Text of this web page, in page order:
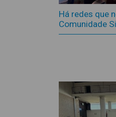
Há redes que
Comunidade